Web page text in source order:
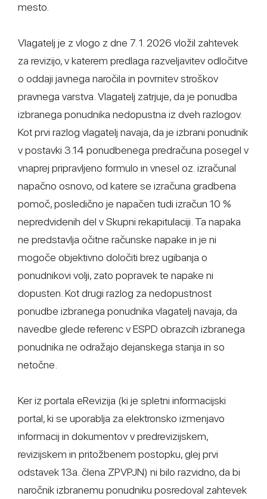
mesto.
Vlagatelj je z vlogo z dne 7. 1. 2026 vložil zahtevek
za revizijo, v katerem predlaga razveljavitev odločitve
o oddaji javnega naročila in povrnitev stroškov
pravnega varstva. Vlagatelj zatrjuje, da je ponudba
izbranega ponudnika nedopustna iz dveh razlogov.
Kot prvi razlog vlagatelj navaja, da je izbrani ponudnik
v postavki 3.14 ponudbenega predračuna posegel v
vnaprej pripravljeno formulo in vnesel oz. izračunal
napačno osnovo, od katere se izračuna gradbena
pomoč, posledično je napačen tudi izračun 10 %
nepredvidenih del v Skupni rekapitulaciji. Ta napaka
ne predstavlja očitne računske napake in je ni
mogoče objektivno določiti brez ugibanja o
ponudnikovi volji, zato popravek te napake ni
dopusten. Kot drugi razlog za nedopustnost
ponudbe izbranega ponudnika vlagatelj navaja, da
navedbe glede referenc v ESPD obrazcih izbranega
ponudnika ne odražajo dejanskega stanja in so
netočne.
Ker iz portala eRevizija (ki je spletni informacijski
portal, ki se uporablja za elektronsko izmenjavo
informacij in dokumentov v predrevizijskem,
revizijskem in pritožbenem postopku, glej prvi
odstavek 13a. člena ZPVPJN) ni bilo razvidno, da bi
naročnik izbranemu ponudniku posredoval zahtevek